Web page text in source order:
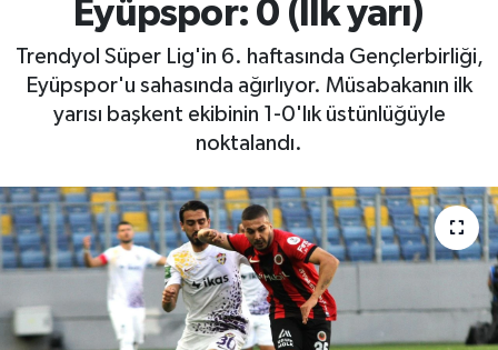
Eyüpspor: 0 (İlk yarı)
Trendyol Süper Lig'in 6. haftasında Gençlerbirliği,
Eyüpspor'u sahasında ağırlıyor. Müsabakanın ilk
yarısı başkent ekibinin 1-0'lık üstünlüğüyle
noktalandı.